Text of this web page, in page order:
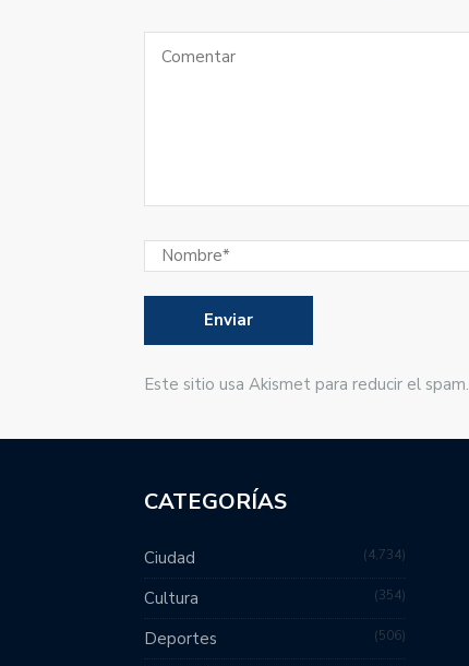
Este sitio usa Akismet para reducir el spam.
CATEGORÍAS
Ciudad 4,734
Cultura 354
Deportes 506